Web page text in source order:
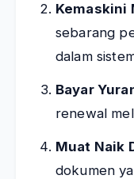
Kemaskini
sebarang
dalam
Bayar
renewal
Muat Naik
dokumen